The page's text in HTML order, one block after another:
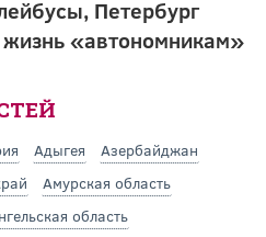
Петербург
жизнь «автономникам»
Адыгея
Азербайджан
Амурская область
область